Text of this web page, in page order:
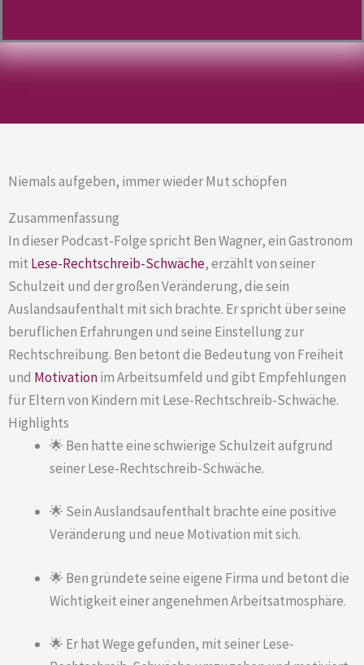
Niemals aufgeben, immer wieder Mut schöpfen
Zusammenfassung
In dieser Podcast-Folge spricht Ben Wagner, ein Gastronom
mit Lese-Rechtschreib-Schwäche, erzählt von seiner
Schulzeit und der großen Veränderung, die sein
Auslandsaufenthalt mit sich brachte. Er spricht über seine
beruflichen Erfahrungen und seine Einstellung zur
Rechtschreibung. Ben betont die Bedeutung von Freiheit
und Motivationim Arbeitsumfeld und gibt Empfehlungen
für Eltern von Kindern mit Lese-Rechtschreib-Schwäche.
Highlights
🌟 Ben hatte eine schwierige Schulzeit aufgrund
seiner Lese-Rechtschreib-Schwäche.
🌟 Sein Auslandsaufenthalt brachte eine positive
Veränderung und neue Motivation mit sich.
🌟 Ben gründete seine eigene Firma und betont die
Wichtigkeit einer angenehmen Arbeitsatmosphäre.
🌟 Er hat Wege gefunden, mit seiner Lese-